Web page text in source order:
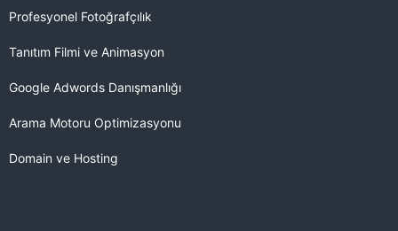
Profesyonel Fotoğrafçılık
Tanıtım Filmi ve Animasyon
Google Adwords Danışmanlığı
Arama Motoru Optimizasyonu
Domain ve Hosting